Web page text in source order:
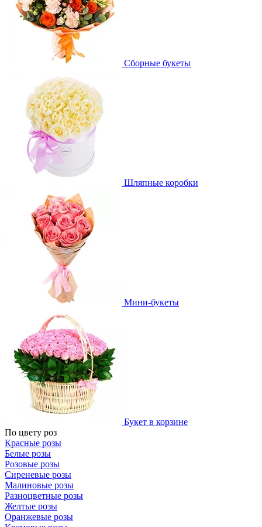
Сборные букеты
Шляпные коробки
Мини-букеты
Букет в корзине
По цвету роз
Красные розы
Белые розы
Розовые розы
Сиреневые розы
Малиновые розы
Разноцветные розы
Желтые розы
Оранжевые розы